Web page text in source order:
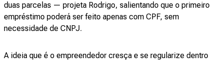
duas parcelas — projeta Rodrigo, salientando que o primeiro
empréstimo poderá ser feito apenas com CPF, sem
necessidade de CNPJ.
A ideia que é o empreendedor cresça e se regularize dentro